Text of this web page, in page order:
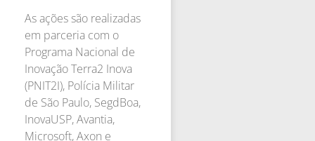
As ações são realizadas
em parceria com o
Programa Nacional de
Inovação Terra2 Inova
(PNIT2I), Polícia Militar
de São Paulo, SegdBoa,
InovaUSP, Avantia,
Microsoft, Axon e